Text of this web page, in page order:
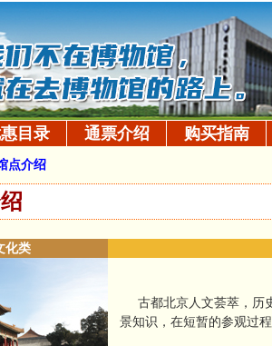
目录 通票介绍 购买指南
点介绍
化类
古都北京人文荟萃，历
景知识，在短暂的参观